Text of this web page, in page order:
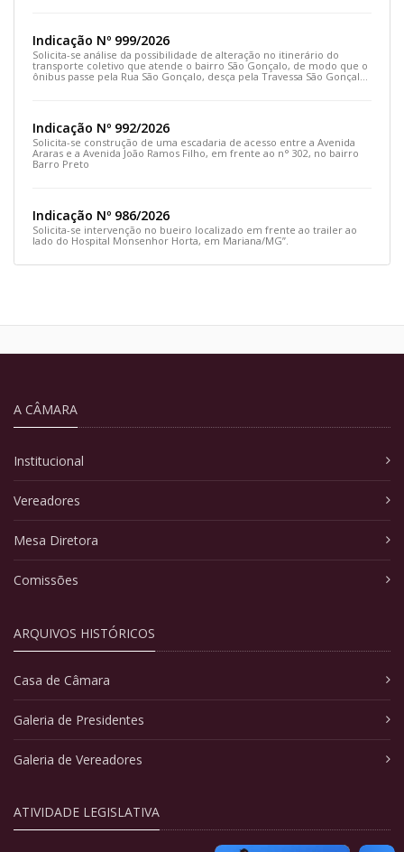
Indicação Nº 999/2026
Solicita-se análise da possibilidade de alteração no itinerário do
transporte coletivo que atende o bairro São Gonçalo, de modo que o
ônibus passe pela Rua São Gonçalo, desça pela Travessa São Gonçalo
Indicação Nº 992/2026
Solicita-se construção de uma escadaria de acesso entre a Avenida
Araras e a Avenida João Ramos Filho, em frente ao n° 302, no bairro
Barro Preto
Indicação Nº 986/2026
Solicita-se intervenção no bueiro localizado em frente ao trailer ao
lado do Hospital Monsenhor Horta, em Mariana/MG”.
A CÂMARA
Institucional
Vereadores
Mesa Diretora
Comissões
ARQUIVOS HISTÓRICOS
Casa de Câmara
Galeria de Presidentes
Galeria de Vereadores
ATIVIDADE LEGISLATIVA